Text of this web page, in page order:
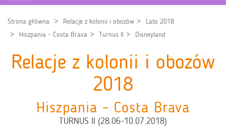
nawigację
Strona główna Relacje z kolonii i obozów
Lato 2018
Hiszpania - Costa Brava
Turnus II Disneyland
Relacje z kolonii i obozów
2018
Hiszpania - Costa Brava
TURNUS II (28.06-10.07.2018)